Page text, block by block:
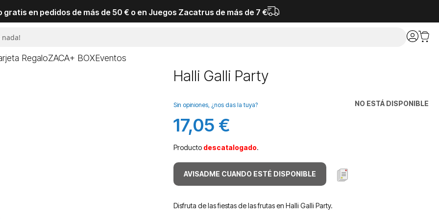
gratis en pedidos de más de 50 € o en Juegos Zacatrus de más de 7 €
RegaloZACA+ BOXEventos
Halli Galli Party
NO ESTÁ DISPONIBLE
Sin opiniones, ¿nos das la tuya?
17,05 €
Producto descatalogado.
AVISADME CUANDO ESTÉ DISPONIBLE
Disfruta de las fiestas de las frutas en Halli Galli Party.